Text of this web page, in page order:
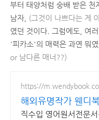
부터 태양처럼 숭배 받은
남자, (그것이 나쁘다는 게
였던 것이다. 그럼에도, 여
'피카소'의 매력은 과연 뭐
or 남다른 매너??)
https://
해외유명작가 웬디
직수입 영어원서전문